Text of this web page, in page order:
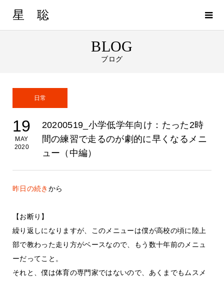
星 聡
BLOG
ブログ
日常
19
MAY
2020
20200519_小学低学年向け：たった2時
間の練習で走るのが劇的に早くなるメニ
ュー（中編）
昨日の続き から
【お断り】
繰り返しになりますが、このメニューは僕が高校の頃に陸上
部で教わった走り方がベースなので、もう数十年前のメニュ
ーだってこと。
それと、僕は体育の専門家ではないので、あくまでもムスメ